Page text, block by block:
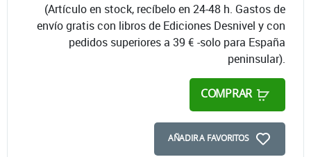
(Artículo en stock, recíbelo en 24-48 h. Gastos de
envío gratis con libros de Ediciones Desnivel y con
pedidos superiores a 39 € -solo para España
peninsular).
COMPRAR
AÑADIR A FAVORITOS